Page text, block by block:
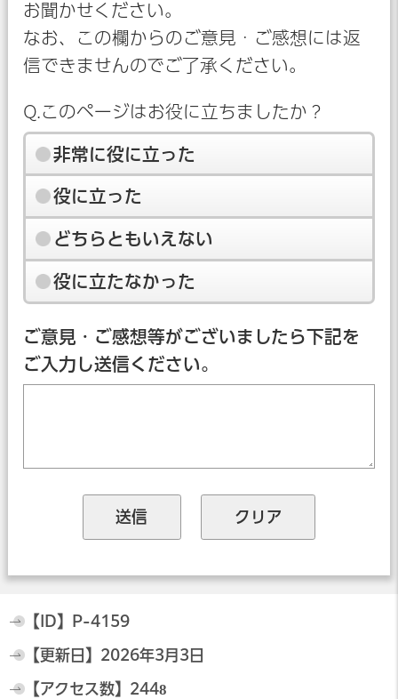
お聞かせください。
なお、この欄からのご意見・ご感想には返
信できませんのでご了承ください。
Q.このページはお役に立ちましたか？
非常に役に立った
役に立った
どちらともいえない
役に立たなかった
ご意見・ご感想等がございましたら下記を
ご入力し送信ください。
【ID】 P-4159
【更新日】 2026年3月3日
【アクセス数】 2448